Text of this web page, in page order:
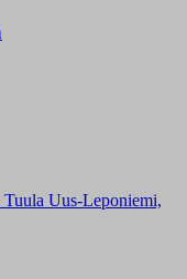
Uus-Leponiemi,